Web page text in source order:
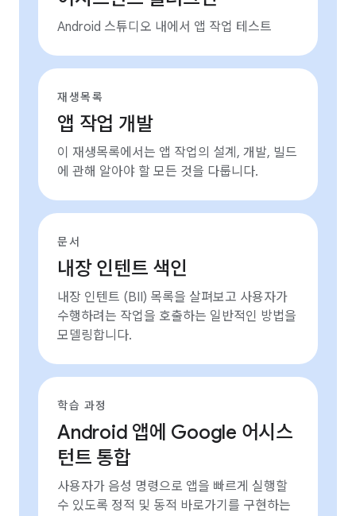
Android 스튜디오 내에서 앱 작업 테스트
재생목록
앱 작업 개발
이 재생목록에서는 앱 작업의 설계, 개발, 빌드
에 관해 알아야 할 모든 것을 다룹니다.
문서
내장 인텐트 색인
내장 인텐트 (BII) 목록을 살펴보고 사용자가
수행하려는 작업을 호출하는 일반적인 방법을
모델링합니다.
학습 과정
Android 앱에 Google 어시스
턴트 통합
사용자가 음성 명령으로 앱을 빠르게 실행할
수 있도록 정적 및 동적 바로가기를 구현하는